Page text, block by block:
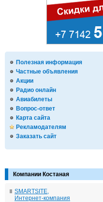
Полезная информация
Частные объявления
Акции
Радио онлайн
Авиабилеты
Вопрос-ответ
Карта сайта
Рекламодателям
Заказать сайт
Компании Костаная
SMARTSITE,
Интернет-компания